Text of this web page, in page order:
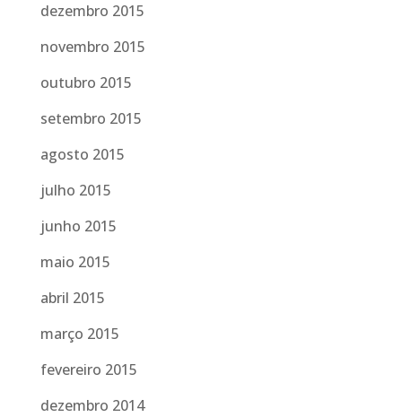
dezembro 2015
novembro 2015
outubro 2015
setembro 2015
agosto 2015
julho 2015
junho 2015
maio 2015
abril 2015
março 2015
fevereiro 2015
dezembro 2014